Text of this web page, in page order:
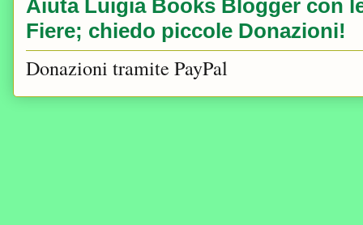
Aiuta Luigia Books Blogger con
Fiere; chiedo piccole Donazioni!
Donazioni tramite PayPal